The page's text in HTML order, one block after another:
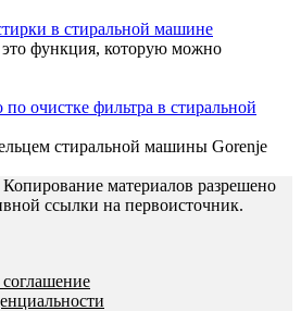
в стиральной машине
функция, которую можно
очистке фильтра в стиральной
стиральной машины Gorenje
материалов разрешено
ссылки на первоисточник.
соглашение